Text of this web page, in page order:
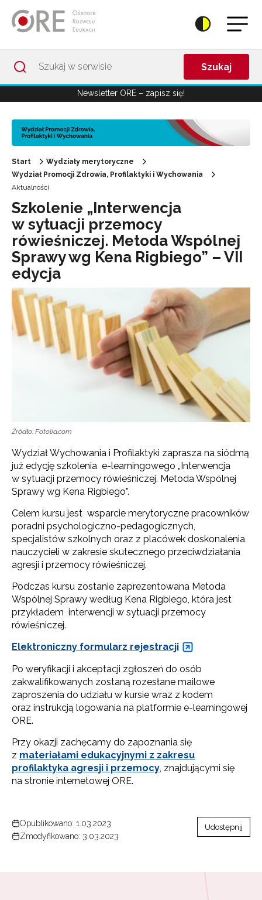
Szukaj
Newsletter ORE – zapisz się!
Start
Wydziały merytoryczne
Wydział Promocji Zdrowia, Profilaktyki i Wychowania
Aktualności
Szkolenie „Interwencja
w sytuacji przemocy
rówieśniczej. Metoda Wspólnej
Sprawy wg Kena Rigbiego” – VII
edycja
Źródło: Fotolia.com
Wydział Wychowania i Profilaktyki zaprasza na siódmą
już edycję szkolenia e-learningowego „Interwencja
w sytuacji przemocy rówieśniczej. Metoda Wspólnej
Sprawy wg Kena Rigbiego”.
Celem kursu jest wsparcie merytoryczne pracowników
poradni psychologiczno-pedagogicznych,
specjalistów szkolnych oraz z placówek doskonalenia
nauczycieli w zakresie skutecznego przeciwdziałania
agresji i przemocy rówieśniczej.
Podczas kursu zostanie zaprezentowana Metoda
Wspólnej Sprawy według Kena Rigbiego, która jest
przykładem interwencji w sytuacji przemocy
rówieśniczej.
Elektroniczny formularz rejestracji
Po weryfikacji i akceptacji zgłoszeń do osób
zakwalifikowanych zostaną rozesłane mailowe
zaproszenia do udziału w kursie wraz z kodem
oraz instrukcją logowania na platformie e-learningowej
ORE.
Przy okazji zachęcamy do zapoznania się
z materiałami edukacyjnymi z zakresu
profilaktyka agresji i przemocy , znajdującymi się
na stronie internetowej ORE.
Opublikowano: 1.03.2023
Zmodyfikowano: 3.03.2023
Udostępnij